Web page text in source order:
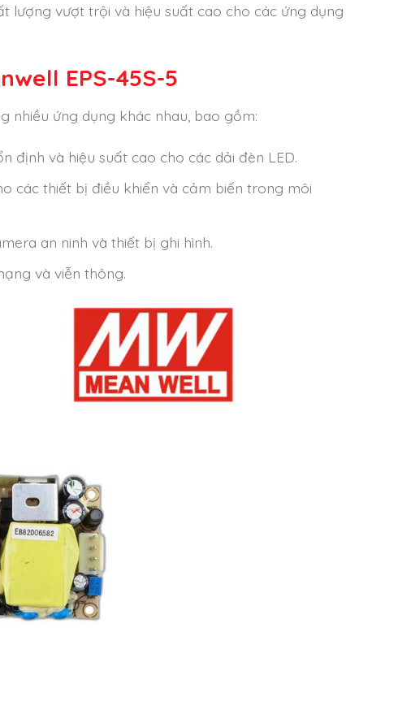
lượng vượt trội và hiệu suất cao cho các ứng dụng
EPS-45S-5
nhiều ứng dụng khác nhau, bao gồm:
định và hiệu suất cao cho các dải đèn LED.
các thiết bị điều khiển và cảm biến trong môi
an ninh và thiết bị ghi hình.
và viễn thông.